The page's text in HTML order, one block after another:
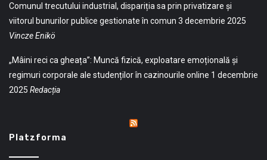
Comunul trecutului industrial, dispariția sa prin privatizare și
viitorul bunurilor publice gestionate în comun 3 decembrie 2025
Vincze Enikö
„Mâini reci ca gheața”: Muncă fizică, exploatare emoțională și
regimuri corporale ale studenților în cazinourile online 1 decembrie
2025 Redacția
Platzforma